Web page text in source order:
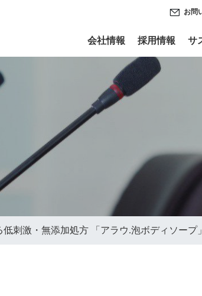
会社情報 採用情報 サ
お問
刺激・無添加処方 「アラウ.泡ボディソープ